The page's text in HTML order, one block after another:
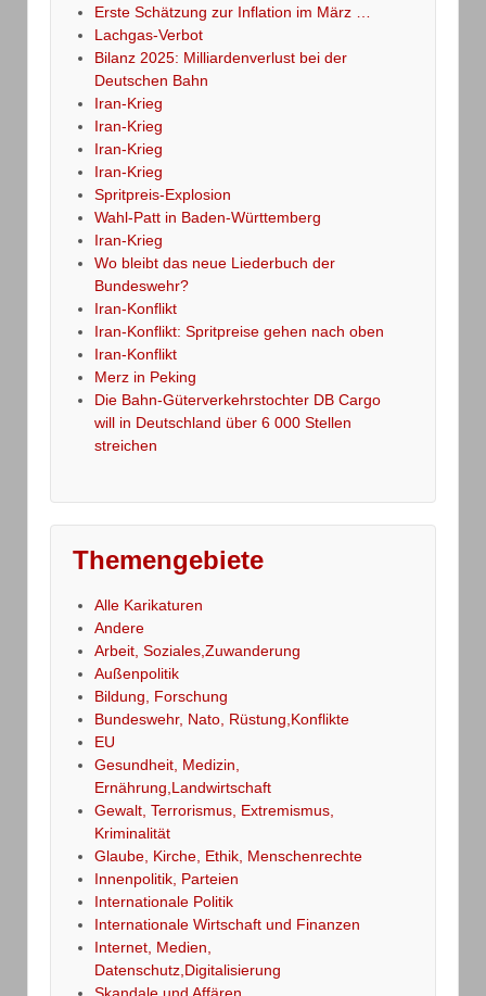
Erste Schätzung zur Inflation im März …
Lachgas-Verbot
Bilanz 2025: Milliardenverlust bei der
Deutschen Bahn
Iran-Krieg
Iran-Krieg
Iran-Krieg
Iran-Krieg
Spritpreis-Explosion
Wahl-Patt in Baden-Württemberg
Iran-Krieg
Wo bleibt das neue Liederbuch der
Bundeswehr?
Iran-Konflikt
Iran-Konflikt: Spritpreise gehen nach oben
Iran-Konflikt
Merz in Peking
Die Bahn-Güterverkehrstochter DB Cargo
will in Deutschland über 6 000 Stellen
streichen
Themengebiete
Alle Karikaturen
Andere
Arbeit, Soziales,Zuwanderung
Außenpolitik
Bildung, Forschung
Bundeswehr, Nato, Rüstung,Konflikte
EU
Gesundheit, Medizin,
Ernährung,Landwirtschaft
Gewalt, Terrorismus, Extremismus,
Kriminalität
Glaube, Kirche, Ethik, Menschenrechte
Innenpolitik, Parteien
Internationale Politik
Internationale Wirtschaft und Finanzen
Internet, Medien,
Datenschutz,Digitalisierung